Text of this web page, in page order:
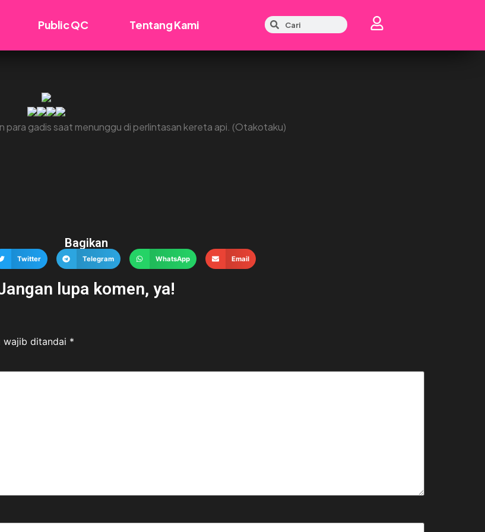
Public QC Tentang Kami
gadis saat menunggu di perlintasan kereta api. (Otakotaku)
Bagikan
Twitter Telegram WhatsApp Email
lupa komen, ya!
wajib ditandai *